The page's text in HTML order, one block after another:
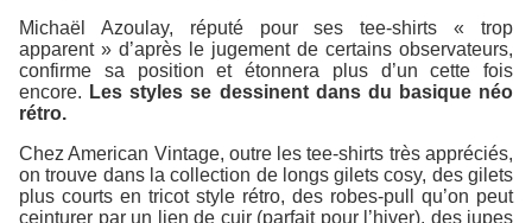
Michaël Azoulay, réputé pour ses tee-shirts « trop
apparent » d’après le jugement de certains observateurs,
confirme sa position et étonnera plus d’un cette fois
encore. Les styles se dessinent dans du basique néo
rétro.
Chez American Vintage, outre les tee-shirts très appréciés,
on trouve dans la collection de longs gilets cosy, des gilets
plus courts en tricot style rétro, des robes-pull qu’on peut
ceinturer par un lien de cuir (parfait pour l’hiver), des jupes